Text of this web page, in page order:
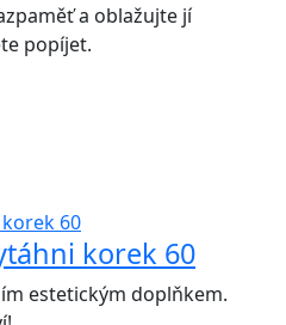
a oblažujte jí
popíjet.
korek 60
estetickým doplňkem.